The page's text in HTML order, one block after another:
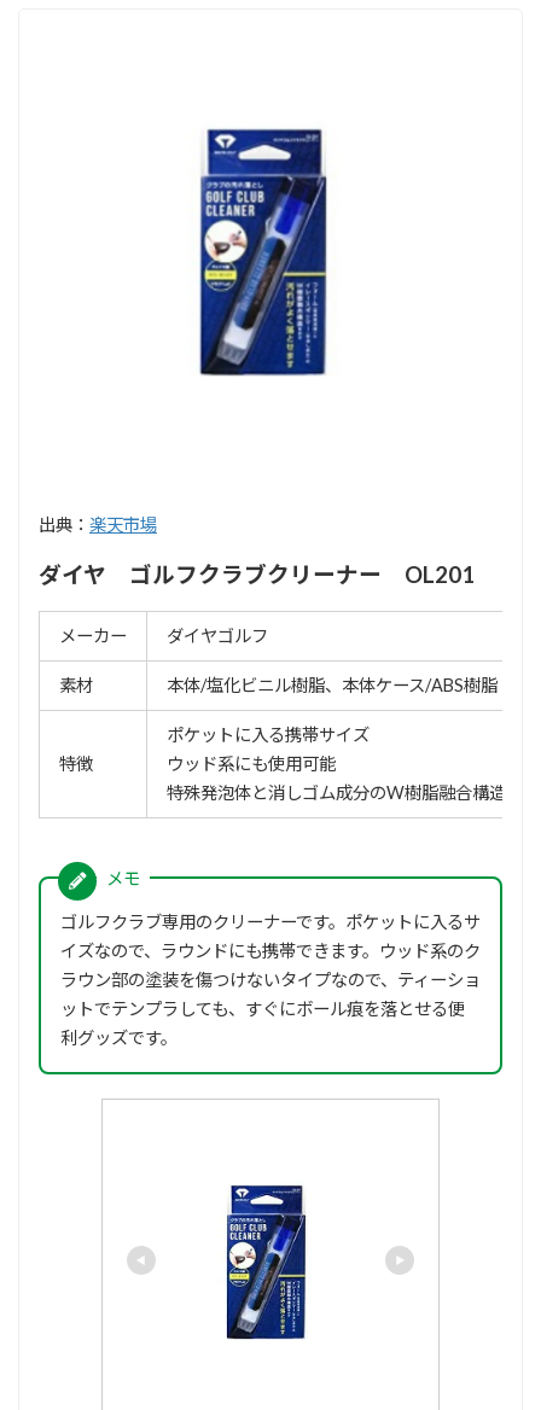
出典： 楽天市場
ダイヤ ゴルフクラブクリーナー OL201
メーカー ダイヤゴルフ
素材 本体/塩化ビニル樹脂、本体ケース/ABS樹脂
特徴
ポケットに入る携帯サイズ
ウッド系にも使用可能
特殊発泡体と消しゴム成分のW樹脂融合構造で
ゴルフクラブ専用のクリーナーです。ポケットに入るサ
イズなので、ラウンドにも携帯できます。ウッド系のク
ラウン部の塗装を傷つけないタイプなので、ティーショ
ットでテンプラしても、すぐにボール痕を落とせる便
利グッズです。